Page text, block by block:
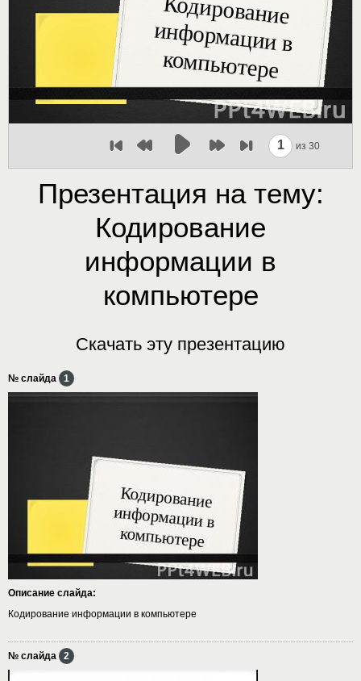
1 из 30
Презентация на тему:
Кодирование
информации в
компьютере
Скачать эту презентацию
№ слайда 1
Описание слайда:
Кодирование информации в компьютере
№ слайда 2